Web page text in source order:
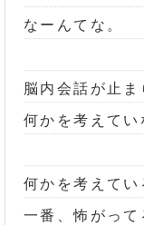
なーんてな。
脳内会話が止ま
何かを考えて
何かを考えてい
一番、怖がって